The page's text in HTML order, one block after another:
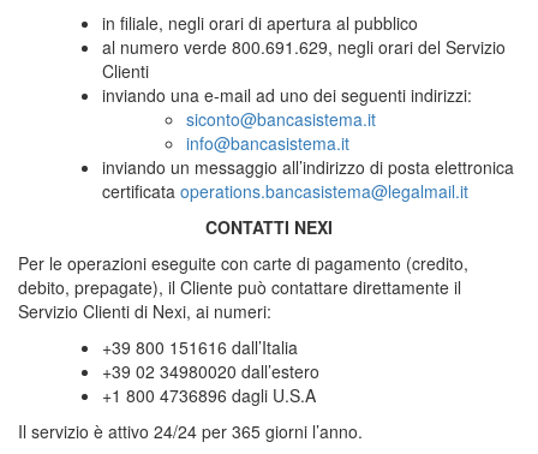
in filiale, negli orari di apertura al pubblico
al numero verde 800.691.629, negli orari del Servizio
Clienti
inviando una e-mail ad uno dei seguenti indirizzi:
siconto@bancasistema.it
info@bancasistema.it
inviando un messaggio all’indirizzo di posta elettronica
certificata operations.bancasistema@legalmail.it
CONTATTI NEXI
Per le operazioni eseguite con carte di pagamento (credito,
debito, prepagate), il Cliente può contattare direttamente il
Servizio Clienti di Nexi, ai numeri:
+39 800 151616 dall’Italia
+39 02 34980020 dall’estero
+1 800 4736896 dagli U.S.A
Il servizio è attivo 24/24 per 365 giorni l’anno.